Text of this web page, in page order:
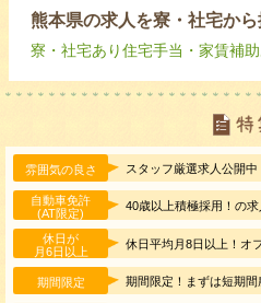
熊本県の求人を寮・社宅か
寮・社宅あり住宅手当・家賃補助
雰囲気の良さ スタッフ厳選求人公開中
自動車免許
(AT限定)
40歳以上積極採用！の
休日が
月6日以上
休日平均月8日以上！オ
期間限定 期間限定！まずは短期間